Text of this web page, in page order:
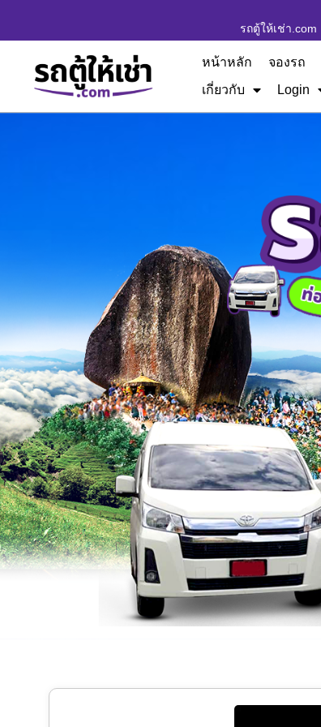
รถตู้ให้เช่า.com
หน้าหลัก จองรถ
เกี่ยวกับ
Login